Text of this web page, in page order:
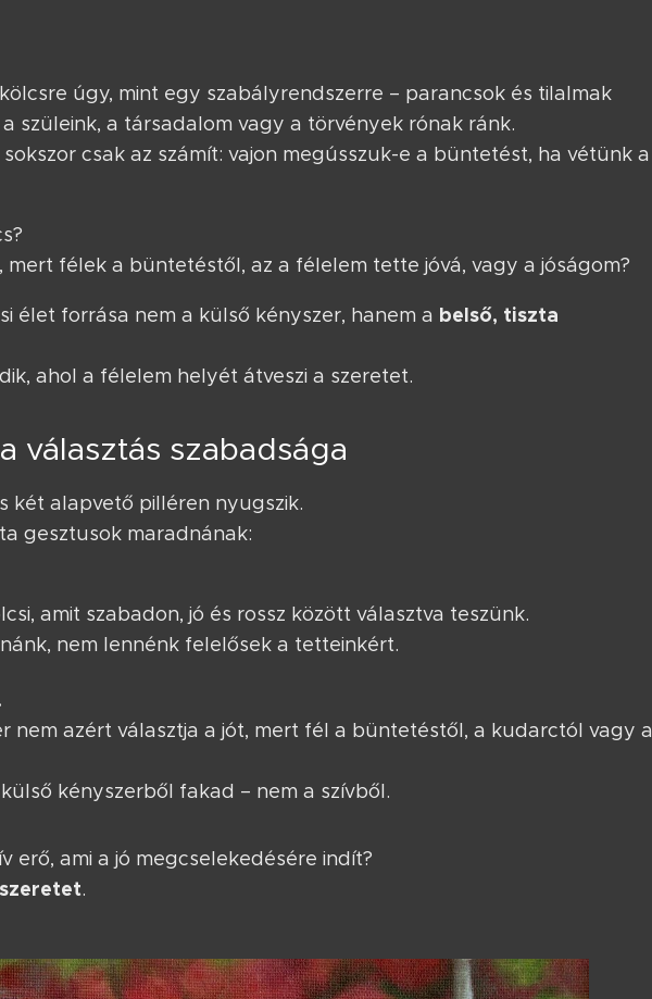
úgy, mint egy szabályrendszerre – parancsok és tilalmak
szüleink, a társadalom vagy a törvények rónak ránk.
csak az számít: vajon megússzuk-e a büntetést, ha vétünk a
mert félek a büntetéstől, az a félelem tette jóvá, vagy a jóságom?
élet forrása nem a külső kényszer, hanem a belső, tiszta
ahol a félelem helyét átveszi a szeretet.
választás szabadsága
két alapvető pilléren nyugszik.
gesztusok maradnának:
amit szabadon, jó és rossz között választva teszünk.
nem lennénk felelősek a tetteinkért.
nem azért választja a jót, mert fél a büntetéstől, a kudarctól vagy a
kényszerből fakad – nem a szívből.
erő, ami a jó megcselekedésére indít?
szeretet.